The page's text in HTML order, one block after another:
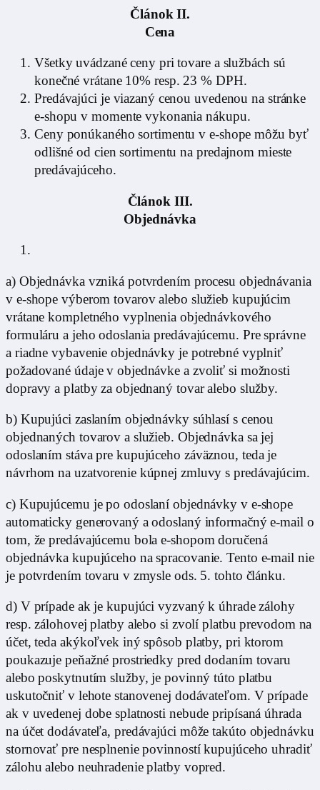
Článok II.
Cena
Všetky uvádzané ceny pri tovare a službách sú
konečné vrátane 10% resp. 23 % DPH.
Predávajúci je viazaný cenou uvedenou na stránke
e-shopu v momente vykonania nákupu.
Ceny ponúkaného sortimentu v e-shope môžu byť
odlišné od cien sortimentu na predajnom mieste
predávajúceho.
Článok III.
Objednávka
a) Objednávka vzniká potvrdením procesu objednávania
v e-shope výberom tovarov alebo služieb kupujúcim
vrátane kompletného vyplnenia objednávkového
formuláru a jeho odoslania predávajúcemu. Pre správne
a riadne vybavenie objednávky je potrebné vyplniť
požadované údaje v objednávke a zvoliť si možnosti
dopravy a platby za objednaný tovar alebo služby.
b) Kupujúci zaslaním objednávky súhlasí s cenou
objednaných tovarov a služieb. Objednávka sa jej
odoslaním stáva pre kupujúceho záväznou, teda je
návrhom na uzatvorenie kúpnej zmluvy s predávajúcim.
c) Kupujúcemu je po odoslaní objednávky v e-shope
automaticky generovaný a odoslaný informačný e-mail o
tom, že predávajúcemu bola e-shopom doručená
objednávka kupujúceho na spracovanie. Tento e-mail nie
je potvrdením tovaru v zmysle ods. 5. tohto článku.
d) V prípade ak je kupujúci vyzvaný k úhrade zálohy
resp. zálohovej platby alebo si zvolí platbu prevodom na
účet, teda akýkoľvek iný spôsob platby, pri ktorom
poukazuje peňažné prostriedky pred dodaním tovaru
alebo poskytnutím služby, je povinný túto platbu
uskutočniť v lehote stanovenej dodávateľom. V prípade
ak v uvedenej dobe splatnosti nebude pripísaná úhrada
na účet dodávateľa, predávajúci môže takúto objednávku
stornovať pre nesplnenie povinností kupujúceho uhradiť
zálohu alebo neuhradenie platby vopred.